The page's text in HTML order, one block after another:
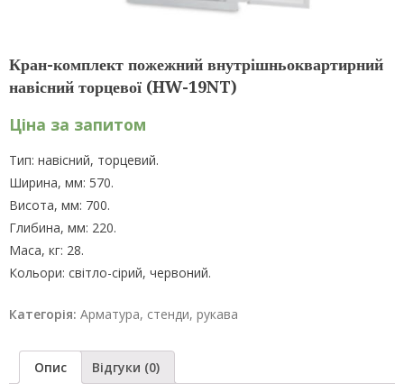
Кран-комплект пожежний внутрішньоквартирний
навісний торцевої (HW-19NT)
Ціна за запитом
Тип: навісний, торцевий.
Ширина, мм: 570.
Висота, мм: 700.
Глибина, мм: 220.
Маса, кг: 28.
Кольори: світло-сірий, червоний.
Категорія: Арматура, стенди, рукава
Опис Відгуки (0)